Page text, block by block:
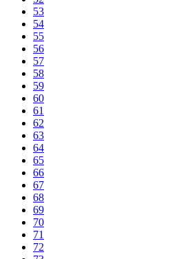
53
54
55
56
57
58
59
60
61
62
63
64
65
66
67
68
69
70
71
72